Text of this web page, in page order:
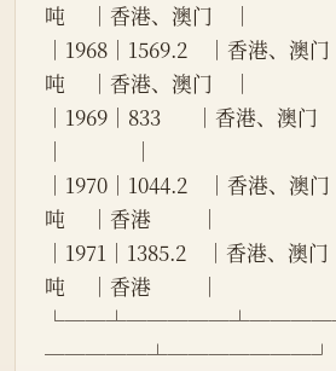
吨     │香港、澳门    │
│1968│1569.2    │香港、澳
吨     │香港、澳门    │
│1969│833       │香港、澳门
│              │
│1970│1044.2    │香港、澳
吨     │香港          │
│1971│1385.2    │香港、澳
吨     │香港          │
─────┴───────┘